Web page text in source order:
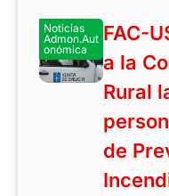
Noticias
Admon.Aut
onómica
FAC-
a la
Rural
de